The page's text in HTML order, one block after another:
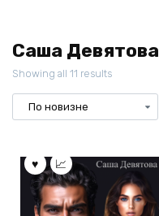
Саша Девятова
Showing all 11 results